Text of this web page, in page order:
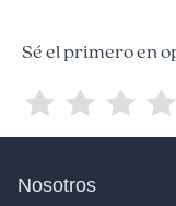
Sé el primero en
Nosotros